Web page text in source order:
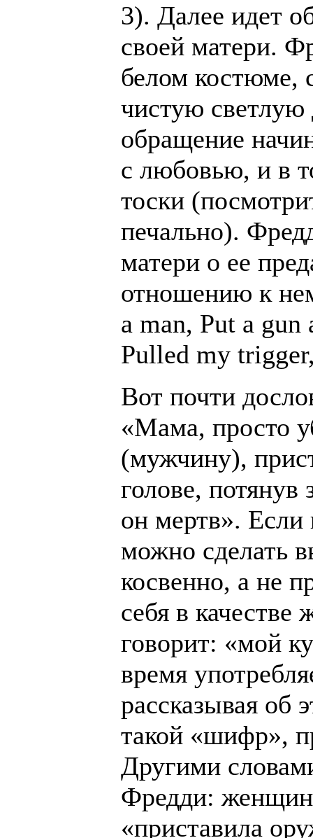
3). Далее идет
своей матери.
белом костюме,
чистую
обращение
с любовью, и в
тоски
печально).
матери о ее
отношению к
a man, Put a gun
Pulled my
Вот почти
«Мама, просто
(мужчину),
голове, потянув
он мертв». Если
можно сделать
косвенно, а не
себя в качестве
говорит: «мой
время
рассказывая об
такой «шифр»,
Другими
Фредди:
«приставила